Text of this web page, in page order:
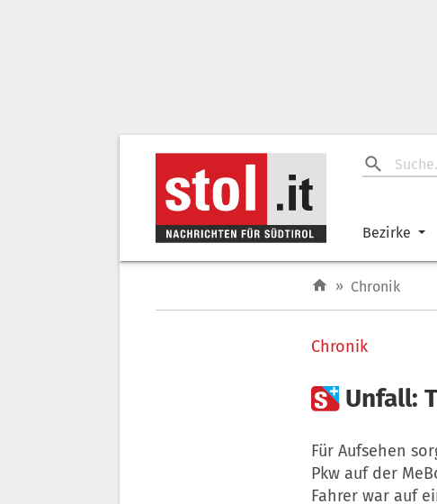
Bezirke
» Chronik
Chronik
 Unfall:
Für Aufsehen
Pkw auf der
Fahrer war auf